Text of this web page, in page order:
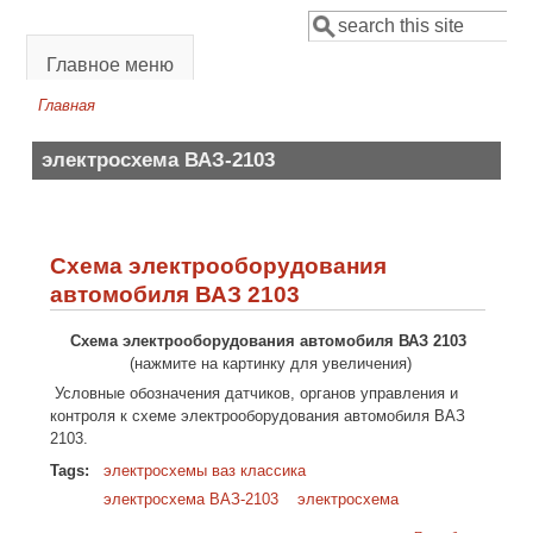
Форма поиска
Поиск
Главное меню
Главная
электросхема ВАЗ-2103
Схема электрооборудования
автомобиля ВАЗ 2103
Схема электрооборудования автомобиля ВАЗ 2103
(нажмите на картинку для увеличения)
Условные обозначения датчиков, органов управления и
контроля к схеме электрооборудования автомобиля ВАЗ
2103.
Tags:
электросхемы ваз классика
электросхема ВАЗ-2103
электросхема